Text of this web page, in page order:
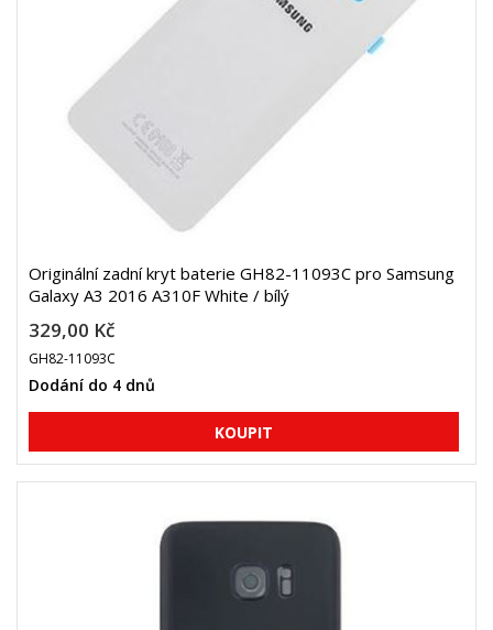
Originální zadní kryt baterie GH82-11093C pro Samsung
Galaxy A3 2016 A310F White / bílý
329,00 Kč
GH82-11093C
Dodání do 4 dnů